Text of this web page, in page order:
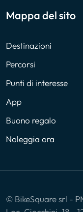
Mappa del sito
Destinazioni
Percorsi
Punti di interesse
App
Buono regalo
Noleggia ora
© BikeSquare srl -